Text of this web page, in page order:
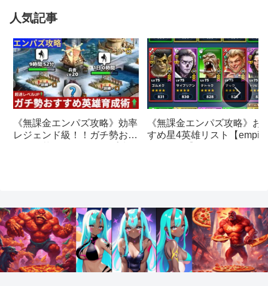
人気記事
《無課金エンパズ攻略》効率
レジェンド級！！ガチ勢おす
《無課金エンパズ攻略》お
すめ星4英雄リスト【